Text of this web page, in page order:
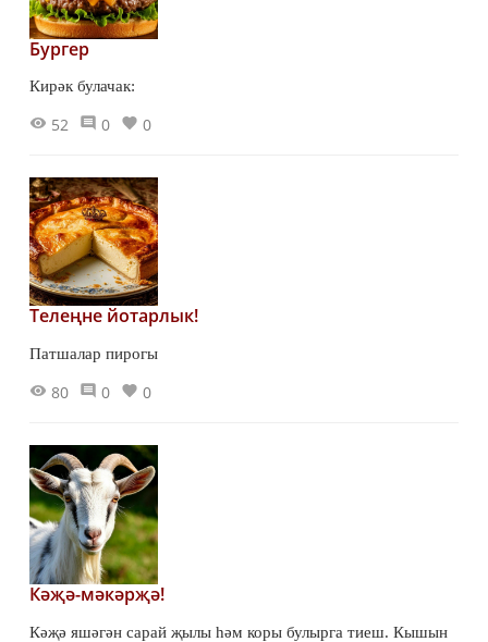
Бургер
Кирәк булачак:
52 0 0
Телеңне йотарлык!
Патшалар пирогы
80 0 0
Кәҗә-мәкәрҗә!
Кәҗә яшәгән сарай җылы һәм коры булырга тиеш. Кышын